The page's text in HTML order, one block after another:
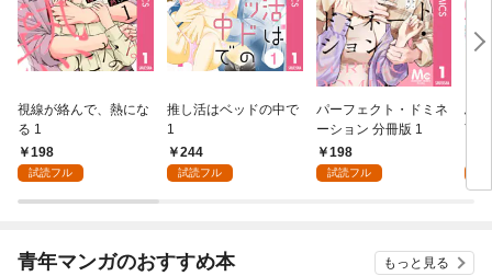
視線が絡んで、熱にな
る 1
198
試読フル
推し活はベッドの中で
1
244
試読フル
パーフェクト・ドミネ
ーション 分冊版 1
198
試読フル
ふ
言
青年マンガのおすすめ本 もっと見る